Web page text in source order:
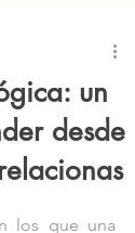
un
desde